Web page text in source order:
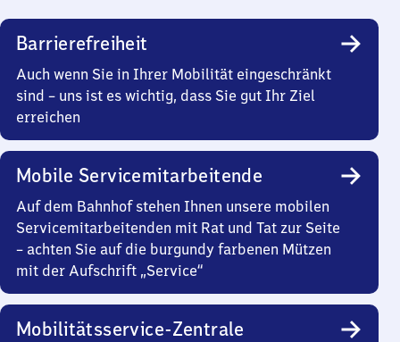
Barrierefreiheit
Auch wenn Sie in Ihrer Mobilität eingeschränkt
sind – uns ist es wichtig, dass Sie gut Ihr Ziel
erreichen
Mobile Servicemitarbeitende
Auf dem Bahnhof stehen Ihnen unsere mobilen
Servicemitarbeitenden mit Rat und Tat zur Seite
– achten Sie auf die burgundy farbenen Mützen
mit der Aufschrift „Service“
Mobilitätsservice-Zentrale